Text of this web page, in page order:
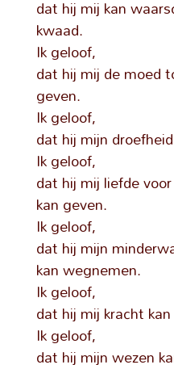
dat hij mij kan
kwaad.
Ik geloof,
dat hij mij de moed
geven.
Ik geloof,
dat hij mijn
Ik geloof,
dat hij mij liefde
kan geven.
Ik geloof,
dat hij mijn
kan wegnemen.
Ik geloof,
dat hij mij kracht
Ik geloof,
dat hij mijn wezen